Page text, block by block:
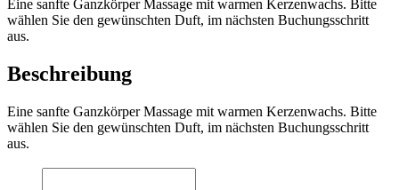
Eine sanfte Ganzkörper Massage mit warmen Kerzenwachs. Bitte
wählen Sie den gewünschten Duft, im nächsten Buchungsschritt
aus.
Beschreibung
Eine sanfte Ganzkörper Massage mit warmen Kerzenwachs. Bitte
wählen Sie den gewünschten Duft, im nächsten Buchungsschritt
aus.